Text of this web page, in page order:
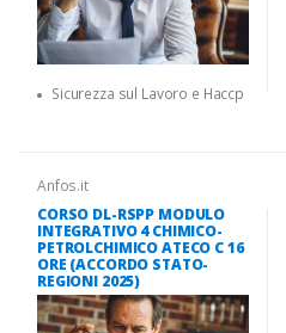
Sicurezza sul Lavoro e Haccp
Anfos.it
CORSO DL-RSPP MODULO
INTEGRATIVO 4 CHIMICO-
PETROLCHIMICO ATECO C 16
ORE (ACCORDO STATO-
REGIONI 2025)